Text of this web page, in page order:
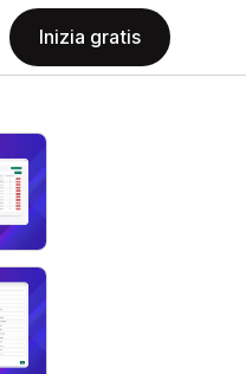
Inizia gratis